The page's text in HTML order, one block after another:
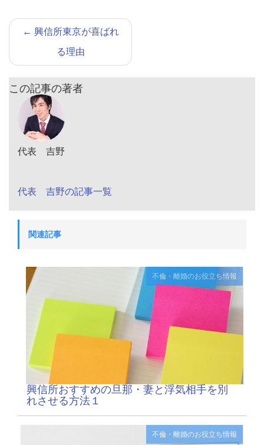
← 興信所東京が喜ばれ
る理由
この記事の著者
代表 吉野
代表 吉野の記事一覧
関連記事
不倫・離婚のお役立ち情報
興信所おすすめの旦那・妻と浮気相手を別
れさせる方法１
不倫・離婚のお役立ち情報